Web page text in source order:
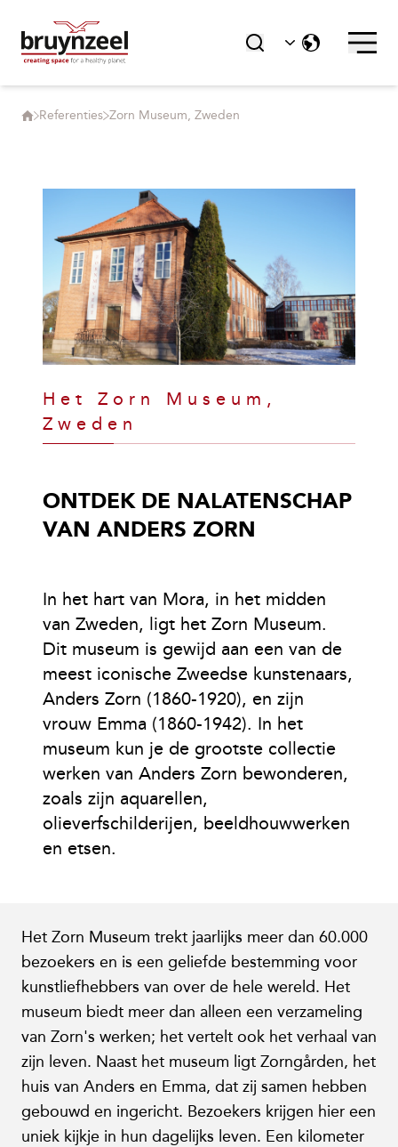
Referenties Zorn Museum, Zweden
Het Zorn Museum,
Zweden
ONTDEK DE NALATENSCHAP
VAN ANDERS ZORN
In het hart van Mora, in het midden
van Zweden, ligt het Zorn Museum.
Dit museum is gewijd aan een van de
meest iconische Zweedse kunstenaars,
Anders Zorn (1860-1920), en zijn
vrouw Emma (1860-1942). In het
museum kun je de grootste collectie
werken van Anders Zorn bewonderen,
zoals zijn aquarellen,
olieverfschilderijen, beeldhouwwerken
en etsen.
Het Zorn Museum trekt jaarlijks meer dan 60.000
bezoekers en is een geliefde bestemming voor
kunstliefhebbers van over de hele wereld. Het
museum biedt meer dan alleen een verzameling
van Zorn's werken; het vertelt ook het verhaal van
zijn leven. Naast het museum ligt Zorngården, het
huis van Anders en Emma, dat zij samen hebben
gebouwd en ingericht. Bezoekers krijgen hier een
uniek kijkje in hun dagelijks leven. Een kilometer